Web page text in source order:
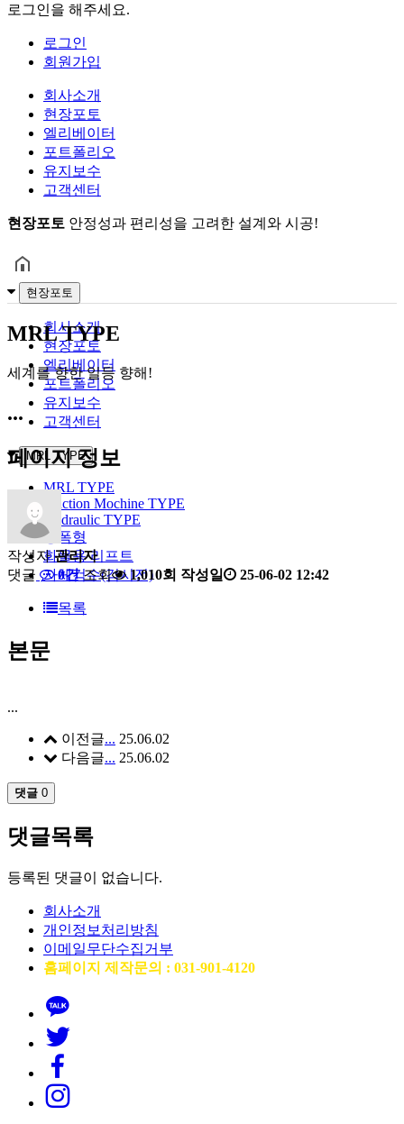
로그인을 해주세요.
로그인
회원가입
회사소개
현장포토
엘리베이터
포트폴리오
유지보수
고객센터
현장포토 안정성과 편리성을 고려한 설계와 시공!
현장포토
회사소개
현장포토
엘리베이터
포트폴리오
유지보수
고객센터
MRL TYPE
MRL TYPE
Traction Mochine TYPE
Hydraulic TYPE
방폭형
화물용 리프트
자체검수(검시전)
MRL TYPE
세계를 향한 일등 향해!
...
페이지 정보
작성자 관리자
댓글
0건 조회 1,010회 작성일 25-06-02 12:42
목록
본문
...
이전글... 25.06.02
다음글... 25.06.02
댓글 0
댓글목록
등록된 댓글이 없습니다.
회사소개
개인정보처리방침
이메일무단수집거부
홈페이지 제작문의 : 031-901-4120